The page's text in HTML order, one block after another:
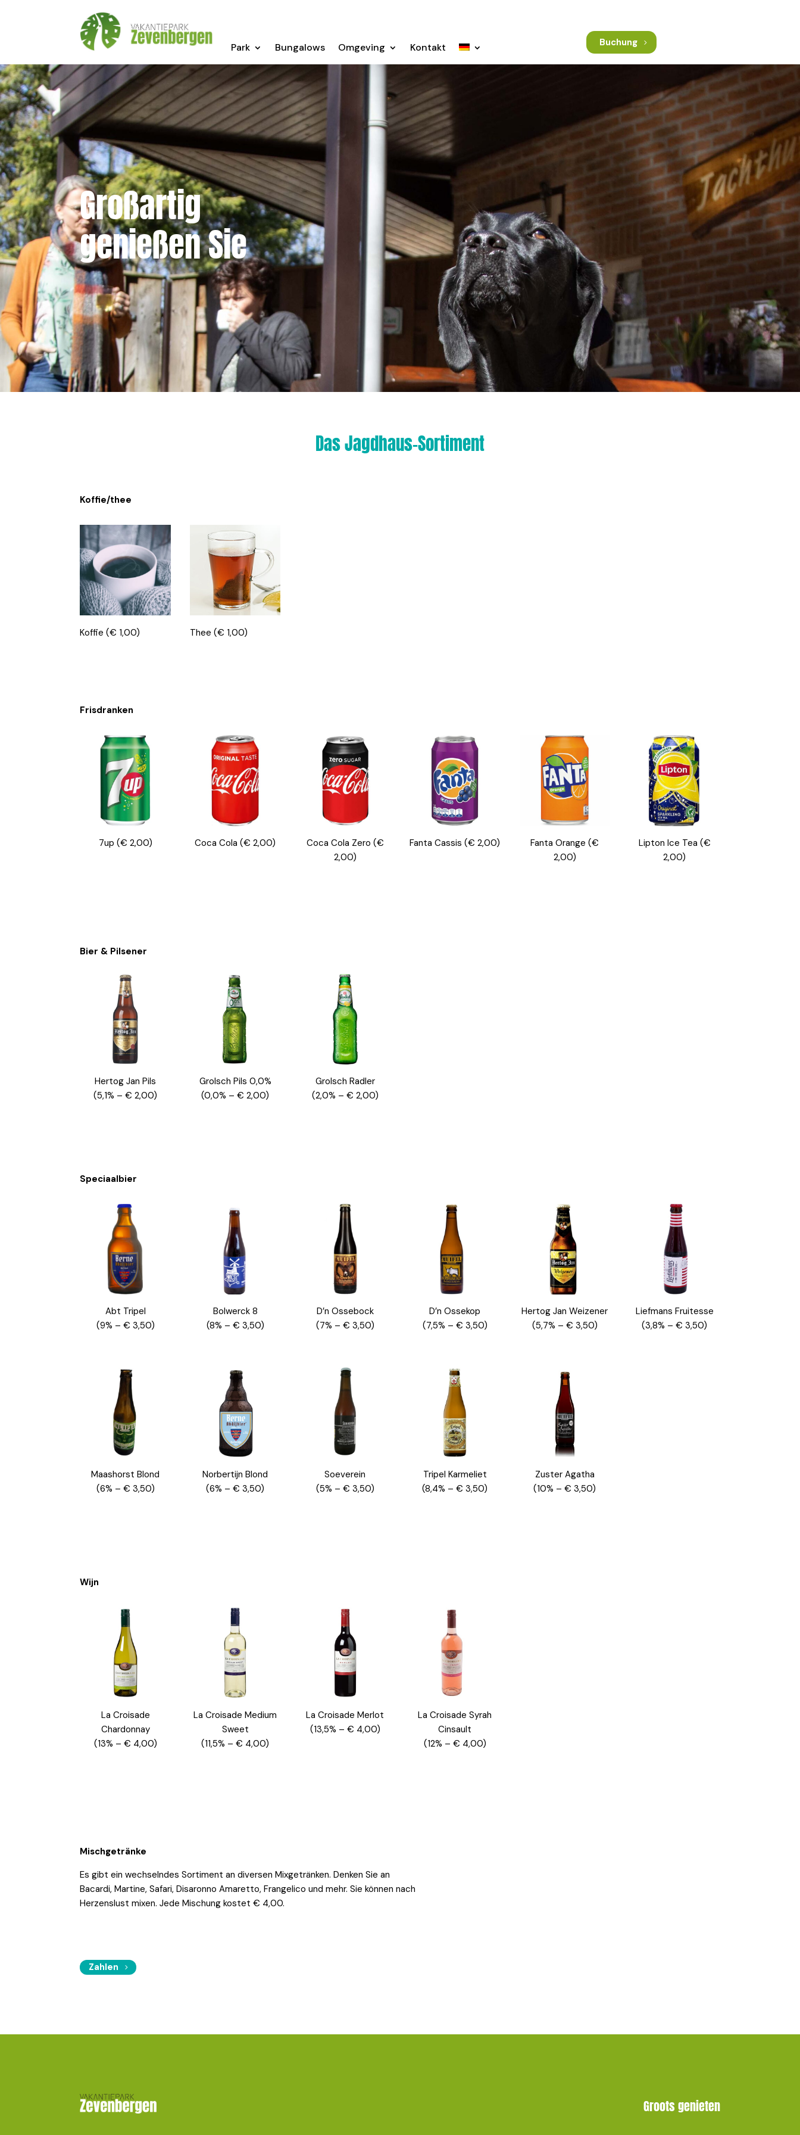
Park Bungalows Omgeving Kontakt Buchung
Großartig
genießen Sie
Das Jagdhaus-Sortiment
Koffie/thee
Koffie(€ 1,00) Thee (€ 1,00)
Frisdranken
7up (€ 2,00) Coca Cola(€ 2,00) Coca Cola Zero (€
2,00)
Fanta Cassis(€ 2,00) Fanta Orange(€
2,00)
Lipton Ice Tea (€
2,00)
Bier & Pilsener
Hertog Jan Pils
(5,1% – € 2,00)
Grolsch Pils 0,0%
(0,0% – € 2,00)
Grolsch Radler
(2,0% – € 2,00)
Speciaalbier
Abt Tripel
(9% – € 3,50)
Bolwerck 8
(8% – € 3,50)
D’n Ossebock
(7% – € 3,50)
D’n Ossekop
(7,5% – € 3,50)
Hertog Jan Weizener
(5,7% – € 3,50)
Liefmans Fruitesse
(3,8% – € 3,50)
Maashorst Blond
(6% – € 3,50)
Norbertijn Blond
(6% – € 3,50)
Soeverein
(5% – € 3,50)
Tripel Karmeliet
(8,4% – € 3,50)
Zuster Agatha
(10% – € 3,50)
Wijn
La Croisade
Chardonnay
(13% – € 4,00)
La Croisade Medium
Sweet
(11,5% – € 4,00)
La Croisade Merlot
(13,5% – € 4,00)
La Croisade Syrah
Cinsault
(12% – € 4,00)
Mischgetränke
Es gibt ein wechselndes Sortiment an diversen Mixgetränken. Denken Sie an
Bacardi, Martine, Safari, Disaronno Amaretto, Frangelico und mehr. Sie können nach
Herzenslust mixen. Jede Mischung kostet € 4,00.
Zahlen
Groots genieten